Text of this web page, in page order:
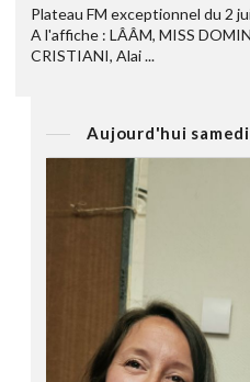
Plateau FM exceptionnel du 2
A l'affiche : LÂÂM, MISS
CRISTIANI, Alai ...
Aujourd'hui